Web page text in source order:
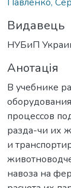
Видавець
НУБиП
Анотація
В учебнике
процессов
разда-чи их
и
навоза на